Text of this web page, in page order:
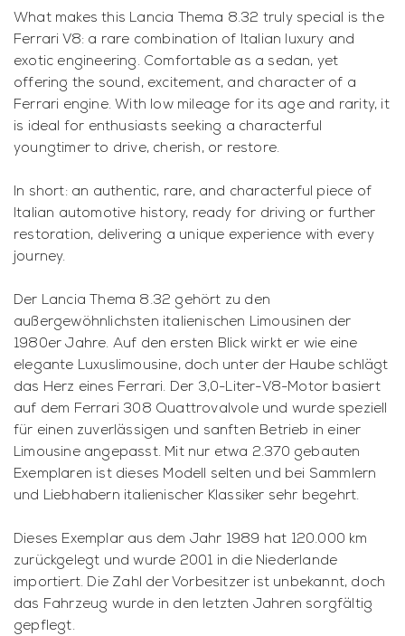
What makes this Lancia Thema 8.32 truly special is the
Ferrari V8: a rare combination of Italian luxury and
exotic engineering. Comfortable as a sedan, yet
offering the sound, excitement, and character of a
Ferrari engine. With low mileage for its age and rarity, it
is ideal for enthusiasts seeking a characterful
youngtimer to drive, cherish, or restore.
In short: an authentic, rare, and characterful piece of
Italian automotive history, ready for driving or further
restoration, delivering a unique experience with every
journey.
Der Lancia Thema 8.32 gehört zu den
außergewöhnlichsten italienischen Limousinen der
1980er Jahre. Auf den ersten Blick wirkt er wie eine
elegante Luxuslimousine, doch unter der Haube schlägt
das Herz eines Ferrari. Der 3,0-Liter-V8-Motor basiert
auf dem Ferrari 308 Quattrovalvole und wurde speziell
für einen zuverlässigen und sanften Betrieb in einer
Limousine angepasst. Mit nur etwa 2.370 gebauten
Exemplaren ist dieses Modell selten und bei Sammlern
und Liebhabern italienischer Klassiker sehr begehrt.
Dieses Exemplar aus dem Jahr 1989 hat 120.000 km
zurückgelegt und wurde 2001 in die Niederlande
importiert. Die Zahl der Vorbesitzer ist unbekannt, doch
das Fahrzeug wurde in den letzten Jahren sorgfältig
gepflegt.